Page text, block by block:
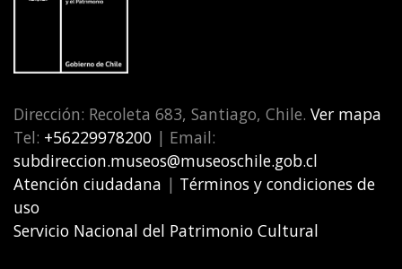
Dirección: Recoleta 683, Santiago, Chile. Ver mapa
Tel: +56229978200 | Email:
subdireccion.museos@museoschile.gob.cl
Atención ciudadana | Términos y condiciones de
uso
Servicio Nacional del Patrimonio Cultural